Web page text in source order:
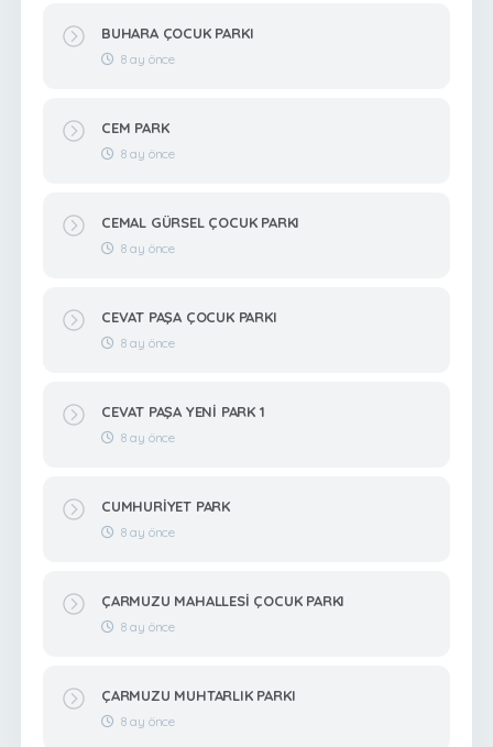
BUHARA ÇOCUK PARKI
8 ay önce
CEM PARK
8 ay önce
CEMAL GÜRSEL ÇOCUK PARKI
8 ay önce
CEVAT PAŞA ÇOCUK PARKI
8 ay önce
CEVAT PAŞA YENİ PARK 1
8 ay önce
CUMHURİYET PARK
8 ay önce
ÇARMUZU MAHALLESİ ÇOCUK PARKI
8 ay önce
ÇARMUZU MUHTARLIK PARKI
8 ay önce